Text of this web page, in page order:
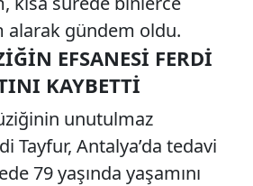
alarak gündem oldu.
EFSANESI FERDI
KAYBETTI
unutulmaz
Tayfur, Antalya’da tedavi
79 yaşında yaşamını